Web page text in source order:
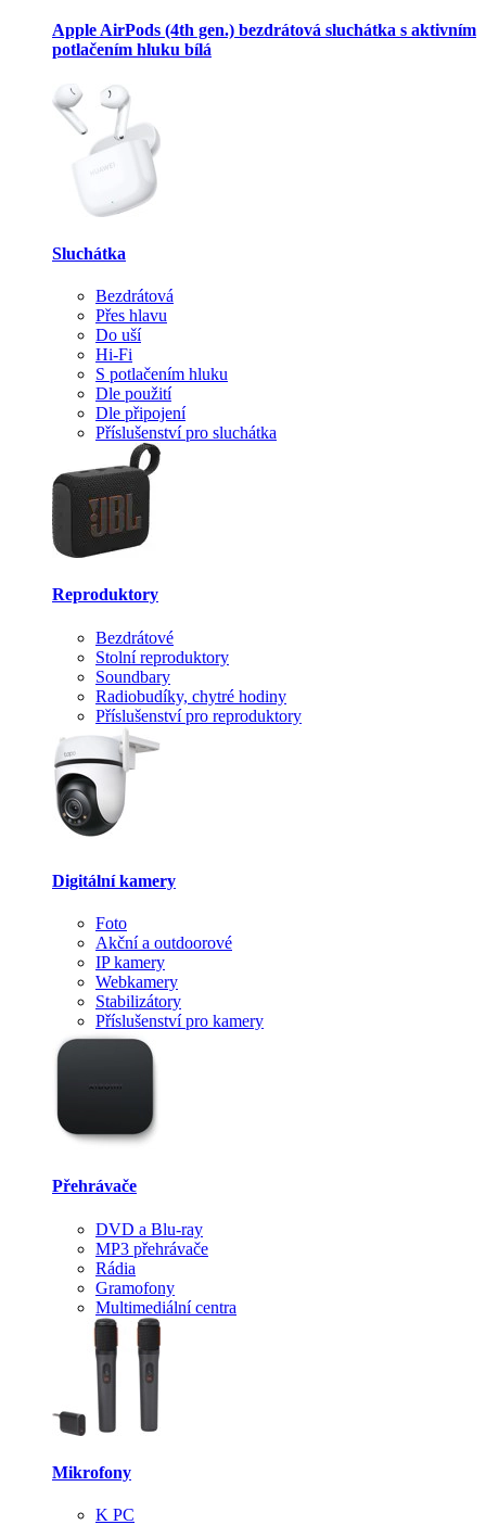
Apple AirPods (4th gen.) bezdrátová sluchátka s aktivním
potlačením hluku bílá
Sluchátka
Bezdrátová
Přes hlavu
Do uší
Hi-Fi
S potlačením hluku
Dle použití
Dle připojení
Příslušenství pro sluchátka
Reproduktory
Bezdrátové
Stolní reproduktory
Soundbary
Radiobudíky, chytré hodiny
Příslušenství pro reproduktory
Digitální kamery
Foto
Akční a outdoorové
IP kamery
Webkamery
Stabilizátory
Příslušenství pro kamery
Přehrávače
DVD a Blu-ray
MP3 přehrávače
Rádia
Gramofony
Multimediální centra
Mikrofony
K PC